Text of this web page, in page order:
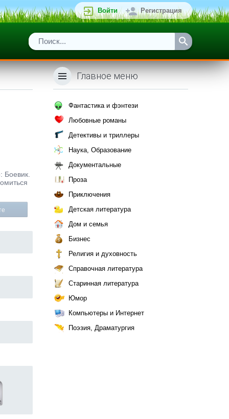
Войти Регистрация
Главное меню
Фантастика и фэнтези
Любовные романы
Детективы и триллеры
Наука, Образование
Документальные
Проза
Приключения
Детская литература
Дом и семья
Бизнес
Религия и духовность
Справочная литература
Старинная литература
Юмор
Компьютеры и Интернет
Поэзия, Драматургия